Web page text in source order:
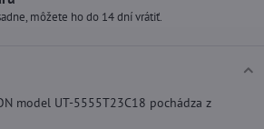
môžete ho do 14 dní vrátiť.
model UT-5555T23C18 pochádza z